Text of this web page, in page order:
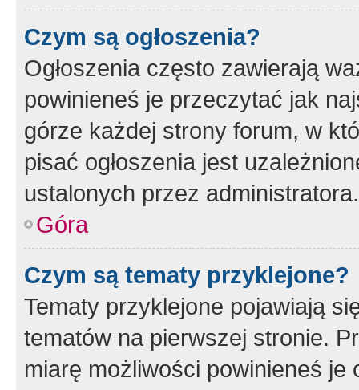
Czym są ogłoszenia?
Ogłoszenia często zawierają
powinieneś je przeczytać jak
górze każdej strony forum, w
pisać ogłoszenia jest
ustalonych przez administratora.
Góra
Czym są tematy przyklejone?
Tematy przyklejone pojawiają
tematów na pierwszej stronie.
miarę możliwości powinieneś je